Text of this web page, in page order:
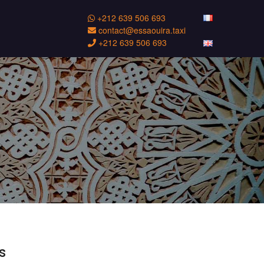
+212 639 506 693
contact@essaouira.taxi
+212 639 506 693